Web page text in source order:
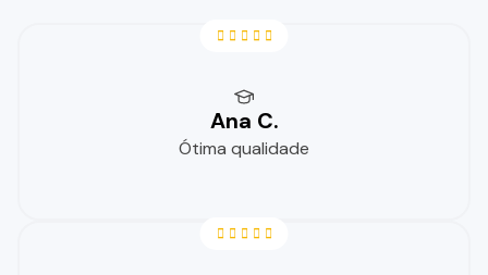
Ana C.
Ótima qualidade